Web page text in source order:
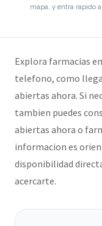
mapa, y entra rapido
Explora farmacias
telefono, como
abiertas ahora. Si
tambien puedes
abiertas ahora o
informacion es
disponibilidad
acercarte.